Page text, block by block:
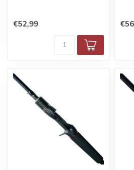
€52,99